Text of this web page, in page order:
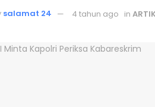
salamat 24 4 tahun ago in